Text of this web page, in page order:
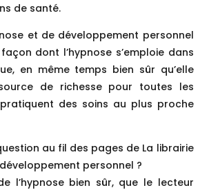
de santé.
et de développement personnel
dont l’hypnose s’emploie dans
en même temps bien sûr qu’elle
de richesse pour toutes les
des soins au plus proche
au fil des pages de La librairie
personnel ?
l’hypnose bien sûr, que le lecteur